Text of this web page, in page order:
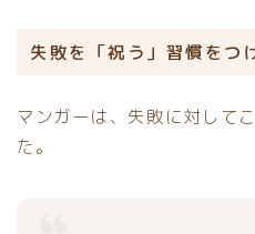
失敗を「祝う」習慣をつ
マンガーは、失敗に対して
た。